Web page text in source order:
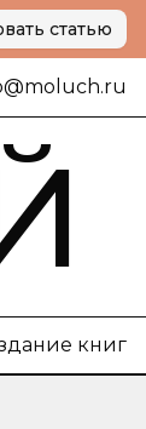
статью
книг